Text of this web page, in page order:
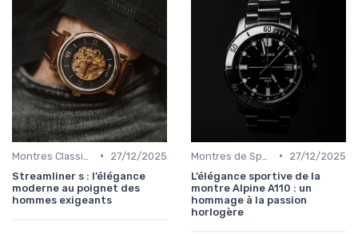
•
27/12/2025
Streamliner s : l’élégance
moderne au poignet des
hommes exigeants
•
27/12/2025
L’élégance sportive de la
montre Alpine A110 : un
hommage à la passion
horlogère